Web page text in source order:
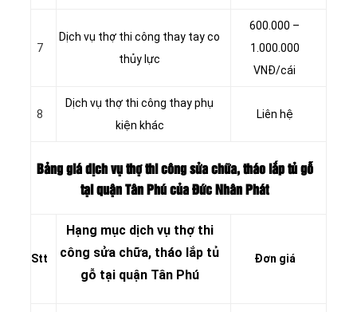
7
Dịch vụ thợ thi công thay tay co
thủy lực
600.000 –
1.000.000
VNĐ/cái
8
Dịch vụ thợ thi công thay phụ
kiện khác
Liên hệ
Bảng giá dịch vụ thợ thi công sửa chữa, tháo lắp tủ gỗ
tại quận Tân Phú của Đức Nhân Phát
Stt
Hạng mục dịch vụ thợ thi
công sửa chữa, tháo lắp tủ
gỗ tại quận Tân Phú
Đơn giá